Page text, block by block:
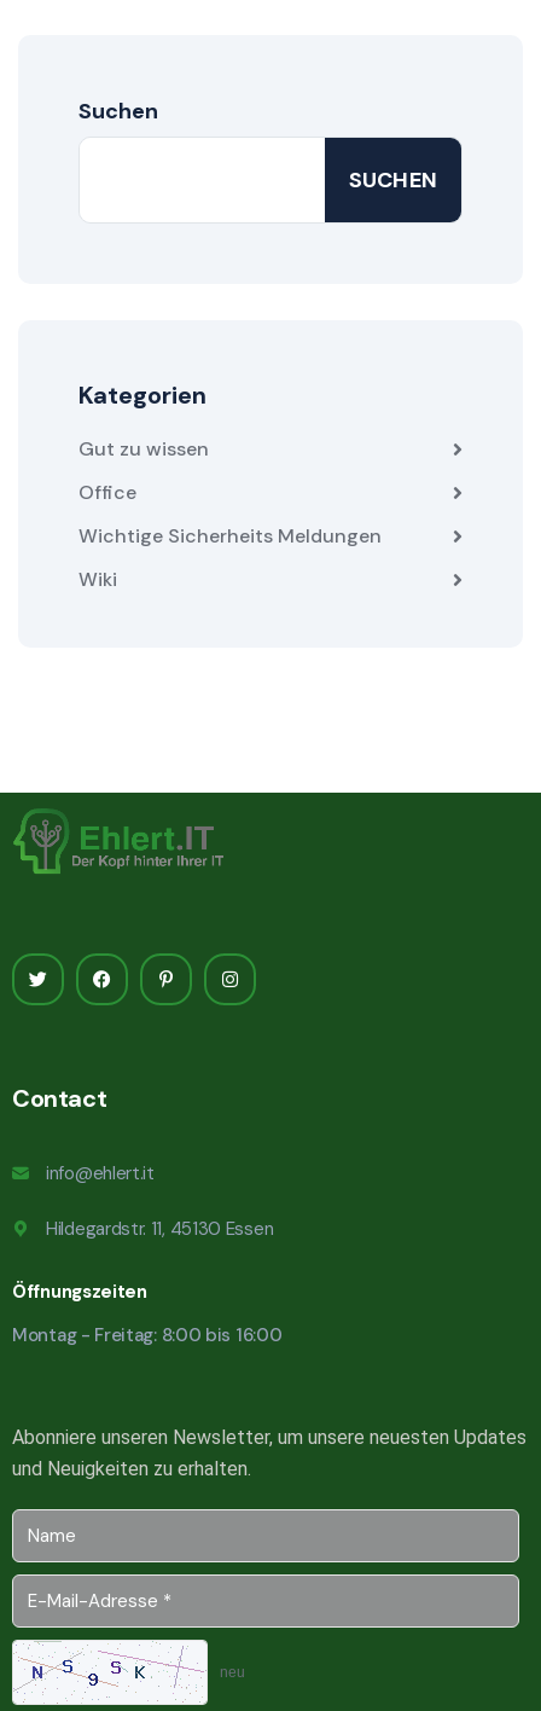
Suchen
SUCHEN
Kategorien
Gut zu wissen
Office
Wichtige Sicherheits Meldungen
Wiki
Contact
info@ehlert.it
Hildegardstr. 11, 45130 Essen
Öffnungszeiten
Montag - Freitag: 8:00 bis 16:00
Abonniere unseren Newsletter, um unsere neuesten Updates
und Neuigkeiten zu erhalten.
neu